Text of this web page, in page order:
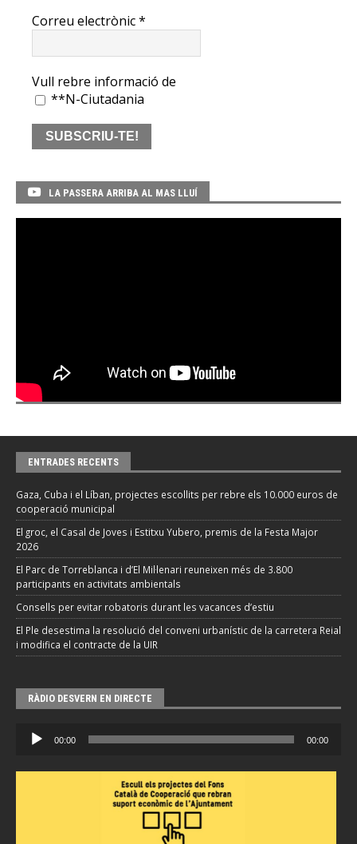
Correu electrònic*
Vull rebre informació de
**N-Ciutadania
LA PASSERA ARRIBA AL MAS LLUÍ
ENTRADES RECENTS
Gaza, Cuba i el Líban, projectes escollits per rebre els 10.000 euros de
cooperació municipal
El groc, el Casal de Joves i Estitxu Yubero, premis de la Festa Major
2026
El Parc de Torreblanca i d’El Mil·lenari reuneixen més de 3.800
participants en activitats ambientals
Consells per evitar robatoris durant les vacances d’estiu
El Ple desestima la resolució del conveni urbanístic de la carretera Reial
i modifica el contracte de la UIR
RÀDIO DESVERN EN DIRECTE
Reproductor
d'àudio
00:00 00:00